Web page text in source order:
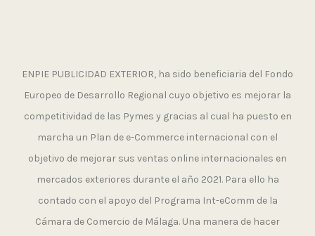
ENPIE PUBLICIDAD EXTERIOR, ha sido beneficiaria del Fondo
Europeo de Desarrollo Regional cuyo objetivo es mejorar la
competitividad de las Pymes y gracias al cual ha puesto en
marcha un Plan de e-Commerce internacional con el
objetivo de mejorar sus ventas online internacionales en
mercados exteriores durante el año 2021. Para ello ha
contado con el apoyo del Programa Int-eComm de la
Cámara de Comercio de Málaga. Una manera de hacer